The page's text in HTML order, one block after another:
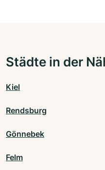
Städte in der
Kiel
Rendsburg
Gönnebek
Felm